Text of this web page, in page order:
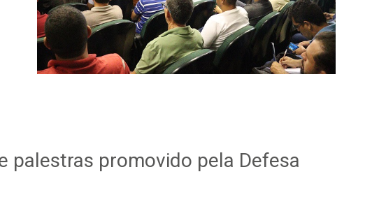
palestras promovido pela Defesa